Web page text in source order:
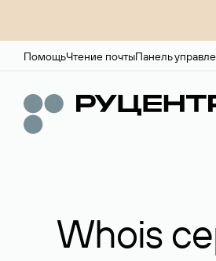
ПомощьЧтение почтыПанель
Whois